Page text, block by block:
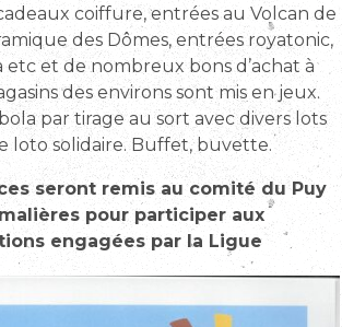
coiffure, entrées au Volcan de
des Dômes, entrées royatonic,
etc et de nombreux bons d’achat à
des environs sont mis en jeux.
par tirage au sort avec divers lots
loto solidaire. Buffet, buvette.
seront remis au comité du Puy
pour participer aux
engagées par la Ligue